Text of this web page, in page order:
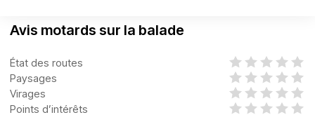
Avis motards sur la balade
État des routes
Paysages
Virages
Points d’intérêts